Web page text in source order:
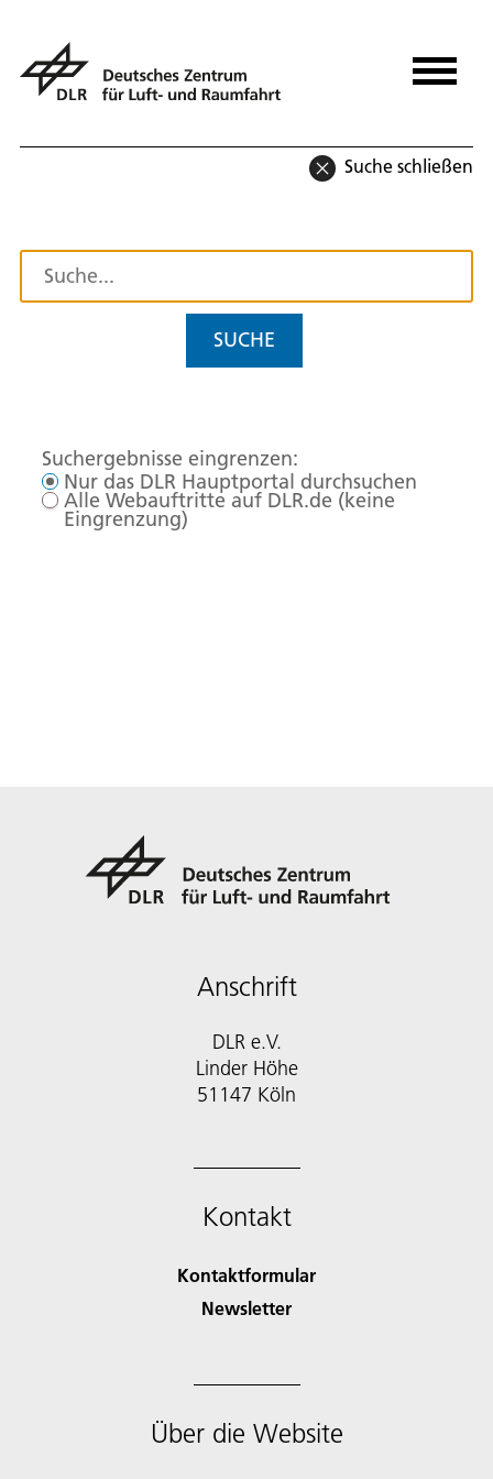
Suche schließen
SUCHE
Suchergebnisse eingrenzen:
Nur das DLR Hauptportal durchsuchen
Alle Webauftritte auf DLR.de (keine
Eingrenzung)
Anschrift
DLR e.V.
Linder Höhe
51147 Köln
Kontakt
Kontaktformular
Newsletter
Über die Website